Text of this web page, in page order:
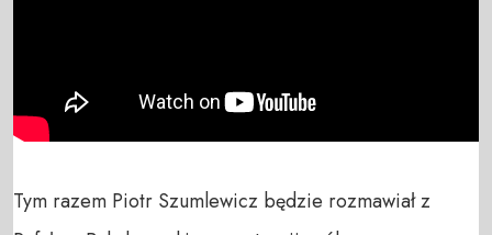
Tym razem Piotr Szumlewicz będzie rozmawiał z